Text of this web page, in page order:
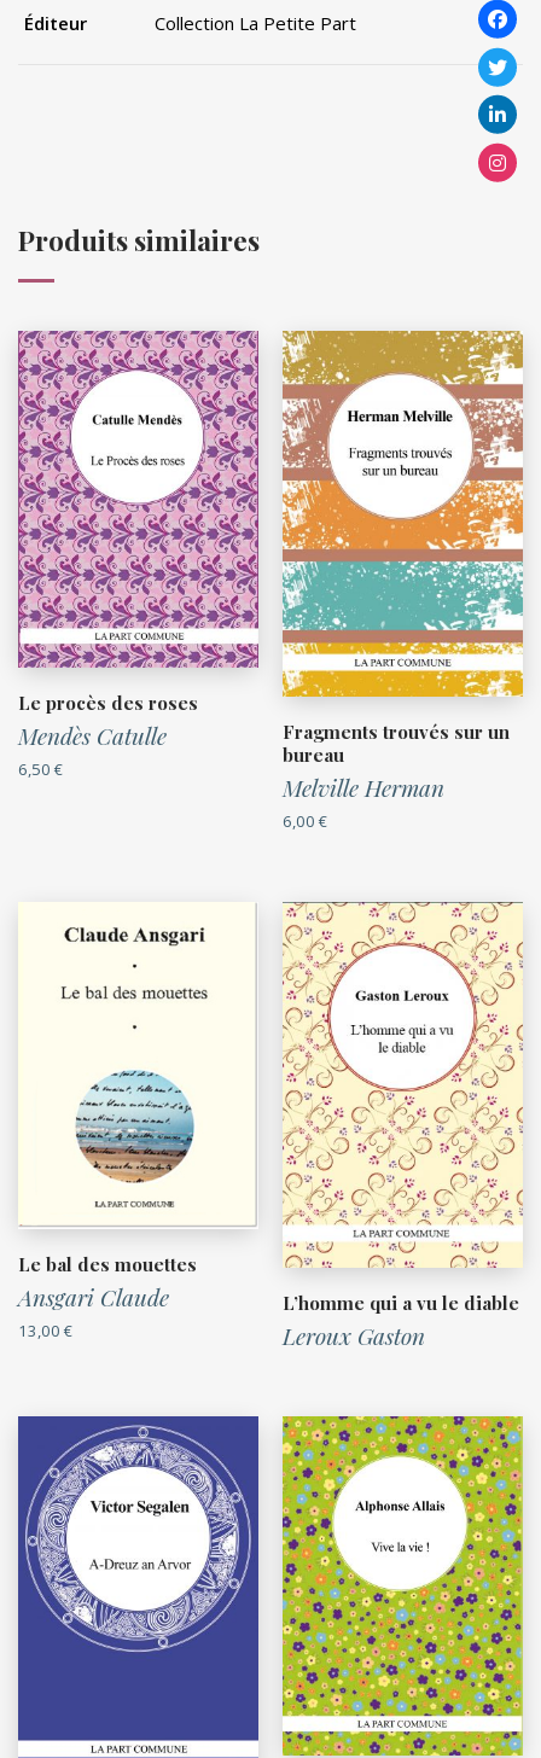
Éditeur Collection La Petite Part
Produits similaires
Le procès des roses
Mendès Catulle
6,50 €
Fragments trouvés sur un
bureau
Melville Herman
6,00 €
Le bal des mouettes
Ansgari Claude
13,00 €
L’homme qui a vu le diable
Leroux Gaston